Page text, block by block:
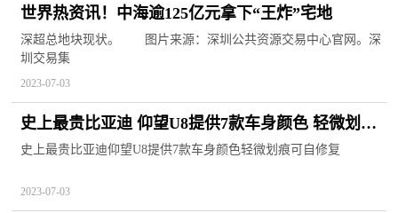
世界热资讯！中海逾125亿元拿下“王炸”宅地
深超总地块现状。 图片来源：深圳公共资源交易中心官网。深
圳交易集
2023-07-03
史上最贵比亚迪 仰望U8提供7款车身颜色 轻微划痕
可自修复|每日资讯
史上最贵比亚迪仰望U8提供7款车身颜色轻微划痕可自修复
2023-07-03